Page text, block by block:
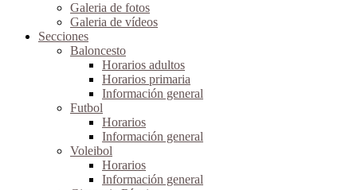
Galeria de fotos
Galeria de vídeos
Secciones
Baloncesto
Horarios adultos
Horarios primaria
Información general
Futbol
Horarios
Información general
Voleibol
Horarios
Información general